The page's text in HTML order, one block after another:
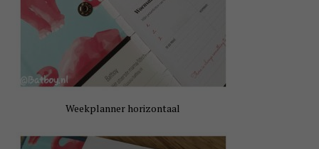
Weekplanner horizontaal